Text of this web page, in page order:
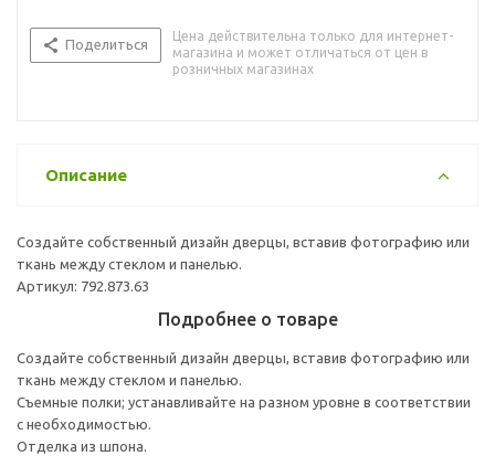
Поделиться
Цена действительна только для интернет-
магазина и может отличаться от цен в
розничных магазинах
Описание
Создайте собственный дизайн дверцы, вставив фотографию или
ткань между стеклом и панелью.
Артикул: 792.873.63
Подробнее о товаре
Создайте собственный дизайн дверцы, вставив фотографию или
ткань между стеклом и панелью.
Съемные полки; устанавливайте на разном уровне в соответствии
с необходимостью.
Отделка из шпона.